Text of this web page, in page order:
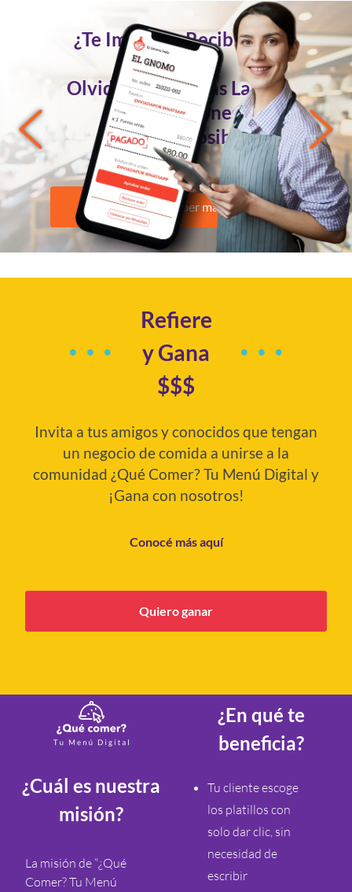
¿Te Imaginas Recibir Tus
Pedidos
Olvidándote de las Largas
Conversaciones?
Ahora es Posible
Quiero saber más
Refiere
y Gana
$$$
Invita a tus amigos y conocidos que tengan
un negocio de comida a unirse a la
comunidad ¿Qué Comer? Tu Menú Digital y
¡Gana con nosotros!
Conocé más aquí
Quiero ganar
¿Cuál es nuestra
misión?
La misión de “¿Qué
Comer? Tu Menú
¿En qué te
beneficia?
Tu cliente escoge
los platillos con
solo dar clic, sin
necesidad de
escribir